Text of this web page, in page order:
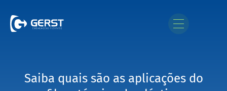
Saiba quais são as aplicações do